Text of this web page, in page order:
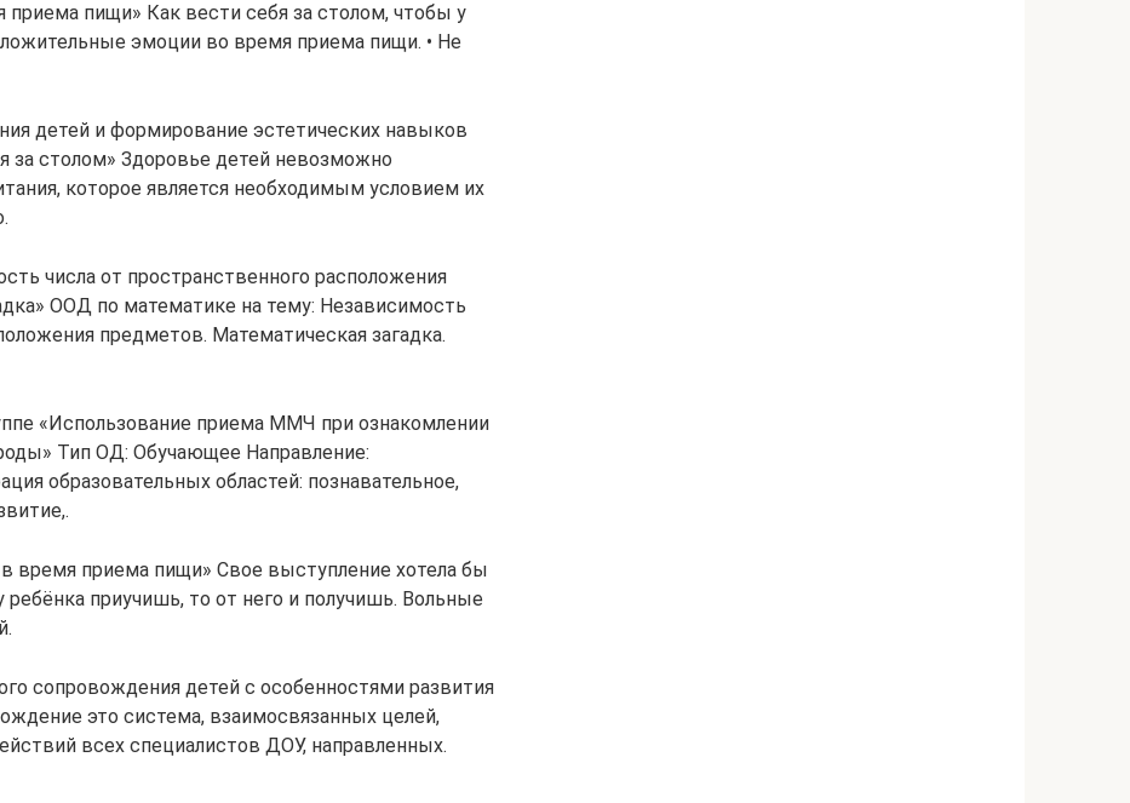
пищи» Как вести себя за столом, чтобы у
эмоции во время приема пищи. • Не
детей и формирование эстетических навыков
за столом» Здоровье детей невозможно
которое является необходимым условием их
числа от пространственного расположения
ООД по математике на тему: Независимость
предметов. Математическая загадка.
«Использование приема ММЧ при ознакомлении
Тип ОД: Обучающее Направление:
образовательных областей: познавательное,
время приема пищи» Свое выступление хотела бы
ребёнка приучишь, то от него и получишь. Вольные
сопровождения детей с особенностями развития
это система, взаимосвязанных целей,
всех специалистов ДОУ, направленных.